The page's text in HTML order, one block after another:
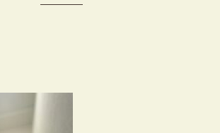
保証／アフターサポート
建て替えをお考えの方